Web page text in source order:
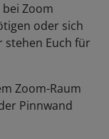
Zoom
oder sich
stehen Euch für
Zoom-Raum
Pinnwand